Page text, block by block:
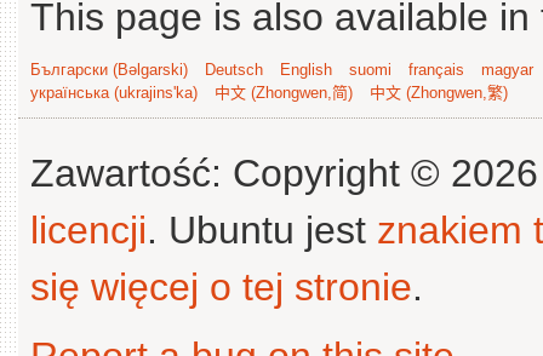
This page is also available
Български (Bəlgarski) Deutsch English suomi français
magyar
українська (ukrajins'ka)
中文 (Zhongwen,简) 中文 (Zhongwen,繁)
Zawartość: Copyright ©
licencji. Ubuntu jest znakiem
się więcej o tej stronie.